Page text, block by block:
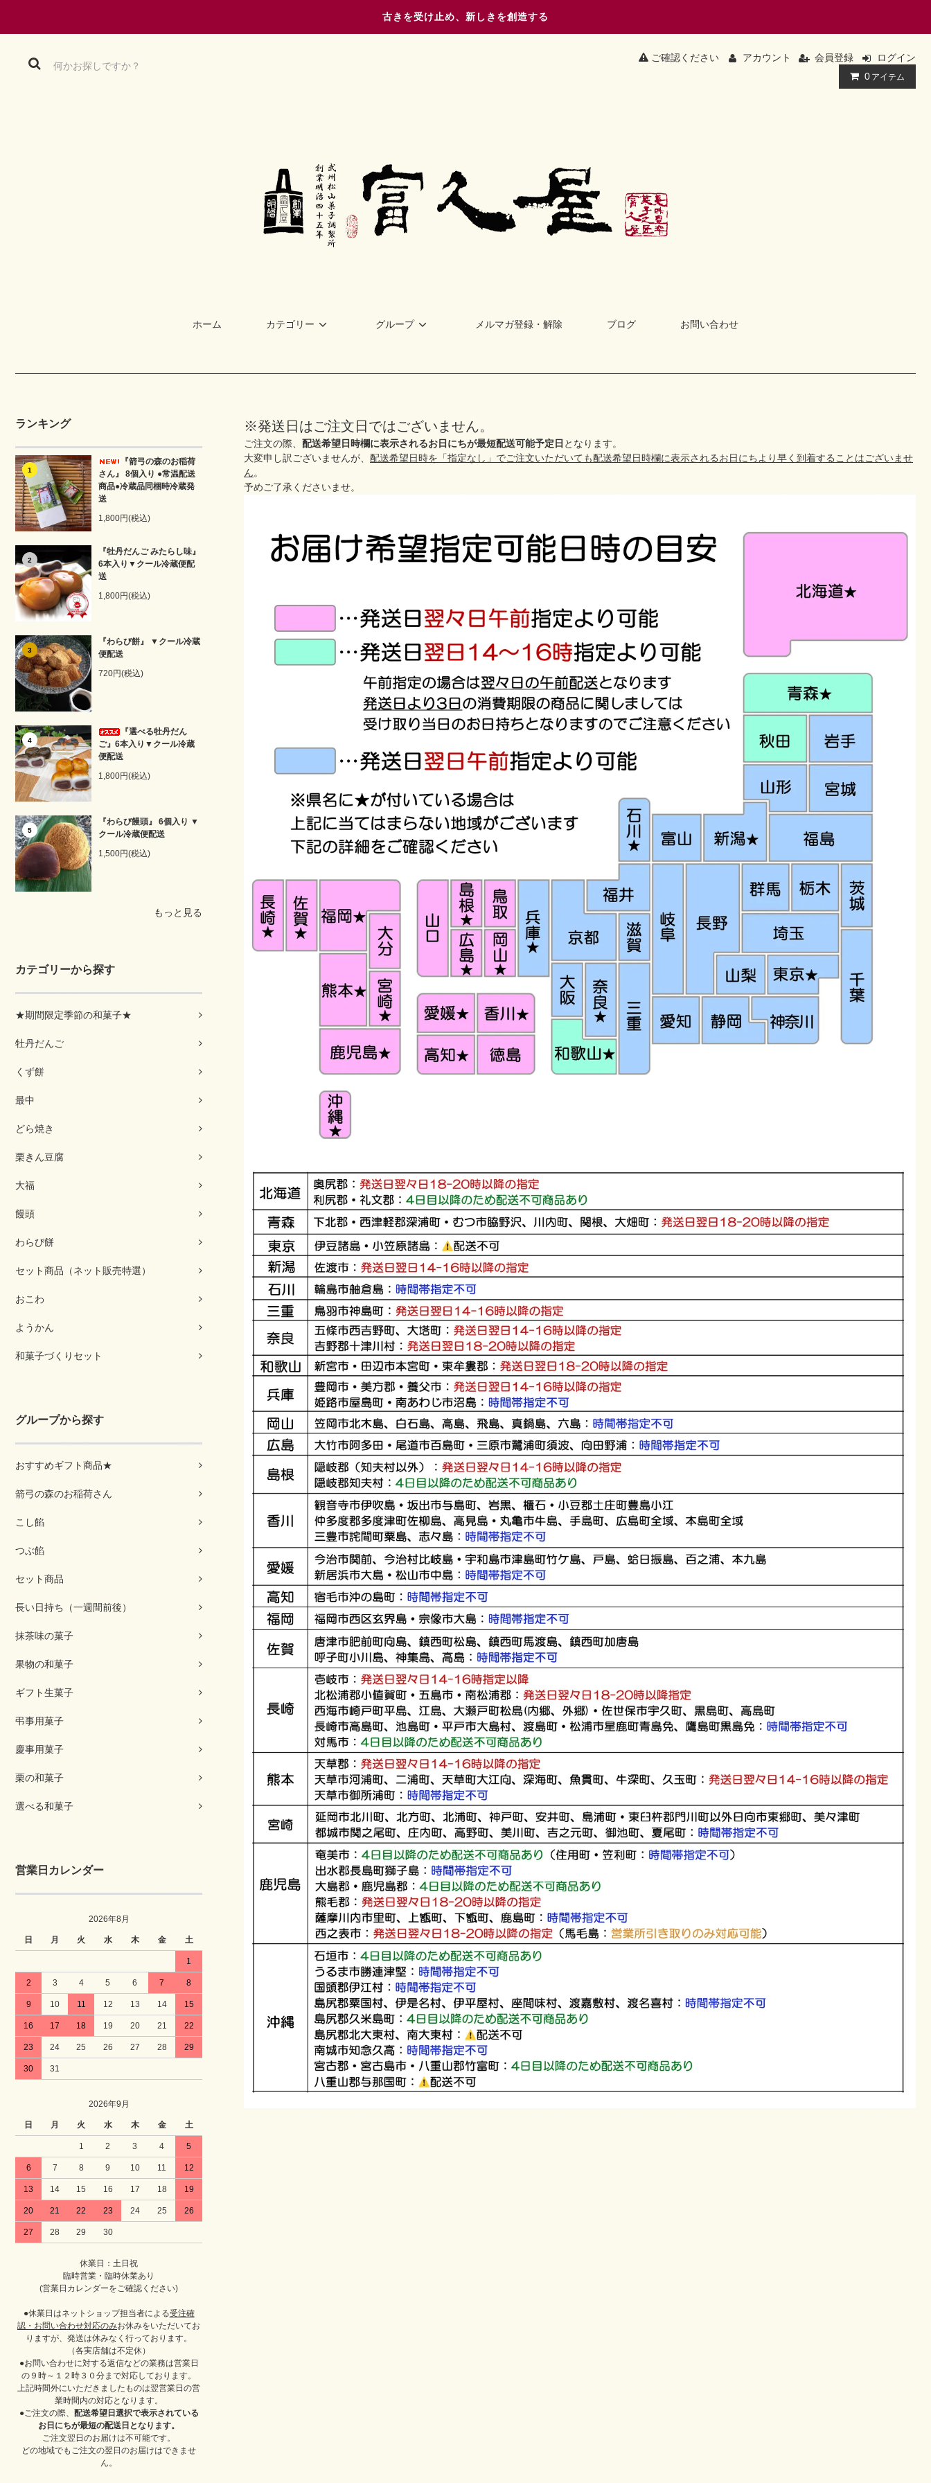
古きを受け止め、新しきを創造する
ご確認ください アカウント 会員登録
ログイン
0 アイテム
ホーム カテゴリー グループ メルマガ登録・解除 ブログ お問い合わせ
ランキング
1
『箭弓の森のお稲荷
さん』 8個入り ●常温配送
商品●冷蔵品同梱時冷蔵発
送
1,800円(税込)
2
『牡丹だんご みたらし味』
6本入り▼クール冷蔵便配
送
1,800円(税込)
3
『わらび餅』 ▼クール冷蔵
便配送
720円(税込)
4
『選べる牡丹だん
ご』6本入り▼クール冷蔵
便配送
1,800円(税込)
5
『わらび饅頭』 6個入り ▼
クール冷蔵便配送
1,500円(税込)
もっと見る
カテゴリーから探す
★期間限定季節の和菓子★
牡丹だんご
くず餅
最中
どら焼き
栗きん豆腐
大福
饅頭
わらび餅
セット商品（ネット販売特選）
おこわ
ようかん
和菓子づくりセット
グループから探す
おすすめギフト商品★
箭弓の森のお稲荷さん
こし餡
つぶ餡
セット商品
長い日持ち（一週間前後）
抹茶味の菓子
果物の和菓子
ギフト生菓子
弔事用菓子
慶事用菓子
栗の和菓子
選べる和菓子
営業日カレンダー
2026年8月
日 月 火 水 木 金 土
1
2 3 4 5 6 7 8
9 10 11 12 13 14 15
16 17 18 19 20 21 22
23 24 25 26 27 28 29
30 31
2026年9月
日 月 火 水 木 金 土
1 2 3 4 5
6 7 8 9 10 11 12
13 14 15 16 17 18 19
20 21 22 23 24 25 26
27 28 29 30
休業日：土日祝
臨時営業・臨時休業あり
(営業日カレンダーをご確認ください)
●休業日はネットショップ担当者による受注確
認・お問い合わせ対応のみお休みをいただいてお
りますが、発送は休みなく行っております。
（各実店舗は不定休）
●お問い合わせに対する返信などの業務は営業日
の９時～１２時３０分まで対応しております。
上記時間外にいただきましたものは翌営業日の営
業時間内の対応となります。
●ご注文の際、
配送希望日選択で表示されている
お日にちが最短の配送日となります。
ご注文翌日のお届けは不可能です。
どの地域でもご注文の翌日のお届けはできませ
ん。
※発送日はご注文日ではございません。
ご注文の際、 配送希望日時欄に表示されるお日にちが最短配送可能予定日 となります。
大変申し訳ございませんが、 配送希望日時を「指定なし」でご注文いただいても配送希望日時欄に表示されるお日にちより早く到着することはございませ
ん。
予めご了承くださいませ。